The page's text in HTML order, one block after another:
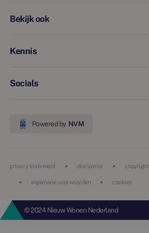
Bekijk ook
Kennis
Socials
Powered by NVM
privacy statement disclaimer copyright
algemene voorwaarden cookies
© 2024 Nieuw Wonen Nederland